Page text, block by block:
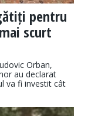
pentru
scurt
Orban,
au declarat
va fi investit cât